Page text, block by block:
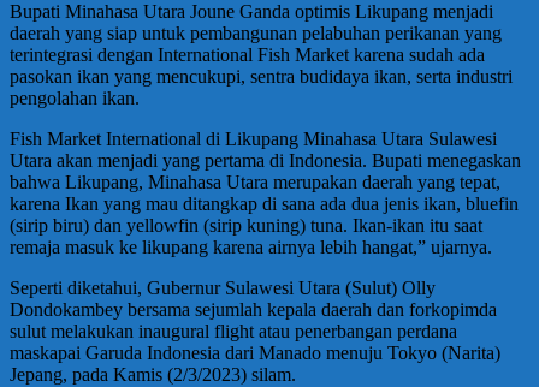
Bupati Minahasa Utara Joune Ganda optimis Likupang menjadi
daerah yang siap untuk pembangunan pelabuhan perikanan yang
terintegrasi dengan International Fish Market karena sudah ada
pasokan ikan yang mencukupi, sentra budidaya ikan, serta industri
pengolahan ikan.
Fish Market International di Likupang Minahasa Utara Sulawesi
Utara akan menjadi yang pertama di Indonesia. Bupati menegaskan
bahwa Likupang, Minahasa Utara merupakan daerah yang tepat,
karena Ikan yang mau ditangkap di sana ada dua jenis ikan, bluefin
(sirip biru) dan yellowfin (sirip kuning) tuna. Ikan-ikan itu saat
remaja masuk ke likupang karena airnya lebih hangat,” ujarnya.
Seperti diketahui, Gubernur Sulawesi Utara (Sulut) Olly
Dondokambey bersama sejumlah kepala daerah dan forkopimda
sulut melakukan inaugural flight atau penerbangan perdana
maskapai Garuda Indonesia dari Manado menuju Tokyo (Narita)
Jepang, pada Kamis (2/3/2023) silam.